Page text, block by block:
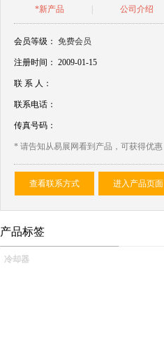
*新产品 公司介绍
会员等级：免费会员
注册时间： 2009-01-15
联 系 人：
联系电话：
传真号码：
* 请告知从易展网看到产品，可获得优惠
查看联系方式 进入产品页面
产品标签
冷却器